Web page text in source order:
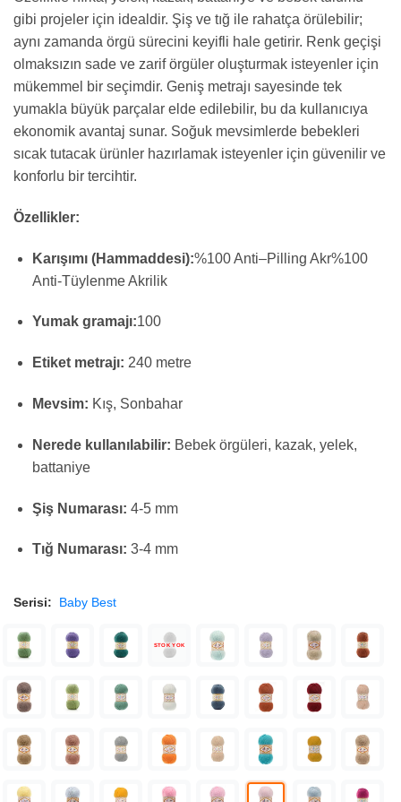
gibi projeler için idealdir. Şiş ve tığ ile rahatça örülebilir;
aynı zamanda örgü sürecini keyifli hale getirir. Renk geçişi
olmaksızın sade ve zarif örgüler oluşturmak isteyenler için
mükemmel bir seçimdir. Geniş metrajı sayesinde tek
yumakla büyük parçalar elde edilebilir, bu da kullanıcıya
ekonomik avantaj sunar. Soğuk mevsimlerde bebekleri
sıcak tutacak ürünler hazırlamak isteyenler için güvenilir ve
konforlu bir tercihtir.
Özellikler:
Karışımı (Hammaddesi):%100Anti–Pilling Akr%100
Anti-Tüylenme Akrilik
Yumak gramajı:100
Etiket metrajı: 240 metre
Mevsim: Kış, Sonbahar
Nerede kullanılabilir: Bebek örgüleri, kazak, yelek,
battaniye
Şiş Numarası: 4-5 mm
Tığ Numarası: 3-4 mm
Serisi: Baby Best
STOK YOK